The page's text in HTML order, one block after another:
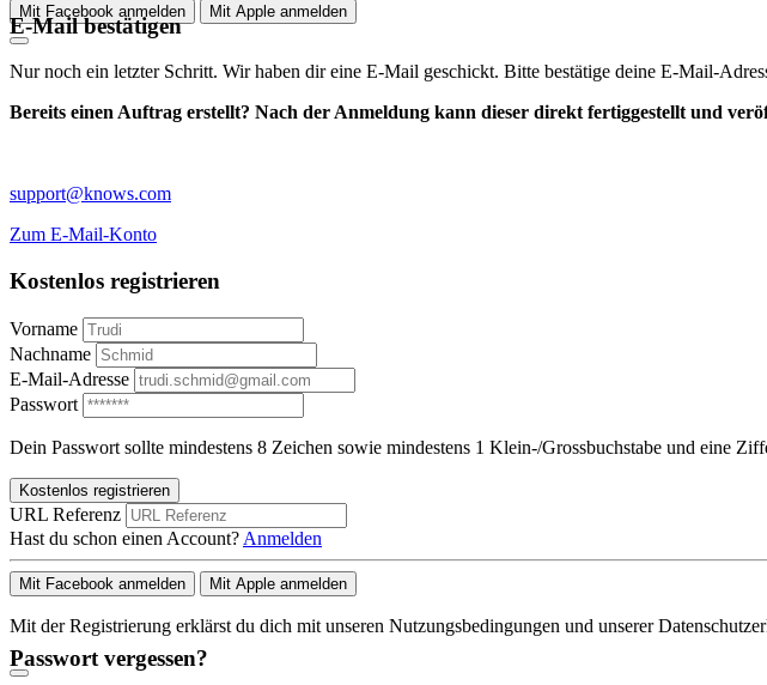
Mit Facebook anmelden Mit Apple anmelden
E-Mail bestätigen
Nur noch ein letzter Schritt. Wir haben dir eine E-Mail geschickt. Bitte bestätige deine E-Mail-
Bereits einen Auftrag erstellt? Nach der Anmeldung kann dieser direkt fertiggestellt und
support@knows.com
Zum E-Mail-Konto
Kostenlos registrieren
Vorname
Nachname
E-Mail-Adresse
Passwort
Dein Passwort sollte mindestens 8 Zeichen sowie mindestens 1 Klein-/Grossbuchstabe und eine
Kostenlos registrieren
URL Referenz
Hast du schon einen Account? Anmelden
Mit Facebook anmelden Mit Apple anmelden
Mit der Registrierung erklärst du dich mit unseren Nutzungsbedingungen und unserer
Passwort vergessen?